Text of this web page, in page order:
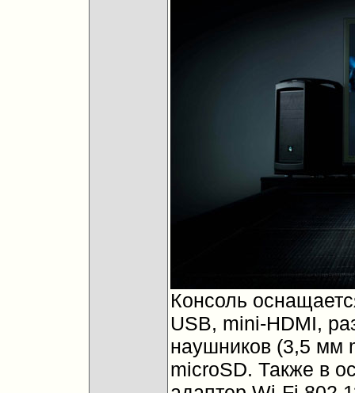
Консоль
USB, mini-HDMI,
наушников (3,5 мм
microSD. Также в